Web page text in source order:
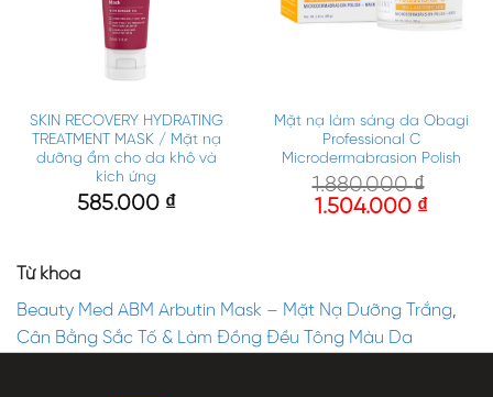
SKIN RECOVERY HYDRATING
TREATMENT MASK / Mặt nạ
dưỡng ẩm cho da khô và
kích ứng
585.000 ₫
Mặt nạ làm sáng da Obagi
Professional C
Microdermabrasion Polish
1.880.000₫
1.504.000 ₫
Từ khóa
Beauty Med ABM Arbutin Mask – Mặt Nạ Dưỡng Trắng,
Cân Bằng Sắc Tố & Làm Đồng Đều Tông Màu Da